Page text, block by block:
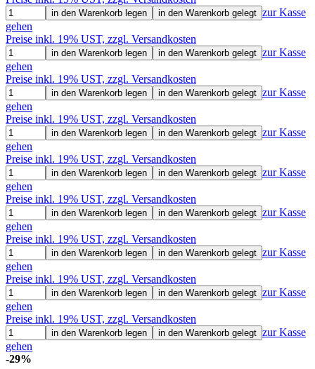
in den Warenkorb legen in den Warenkorb gelegt zur Kasse
gehen
Preise inkl. 19% UST, zzgl. Versandkosten
in den Warenkorb legen in den Warenkorb gelegt zur Kasse
gehen
Preise inkl. 19% UST, zzgl. Versandkosten
in den Warenkorb legen in den Warenkorb gelegt zur Kasse
gehen
Preise inkl. 19% UST, zzgl. Versandkosten
in den Warenkorb legen in den Warenkorb gelegt zur Kasse
gehen
Preise inkl. 19% UST, zzgl. Versandkosten
in den Warenkorb legen in den Warenkorb gelegt zur Kasse
gehen
Preise inkl. 19% UST, zzgl. Versandkosten
in den Warenkorb legen in den Warenkorb gelegt zur Kasse
gehen
Preise inkl. 19% UST, zzgl. Versandkosten
in den Warenkorb legen in den Warenkorb gelegt zur Kasse
gehen
Preise inkl. 19% UST, zzgl. Versandkosten
in den Warenkorb legen in den Warenkorb gelegt zur Kasse
gehen
Preise inkl. 19% UST, zzgl. Versandkosten
in den Warenkorb legen in den Warenkorb gelegt zur Kasse
gehen
-29%